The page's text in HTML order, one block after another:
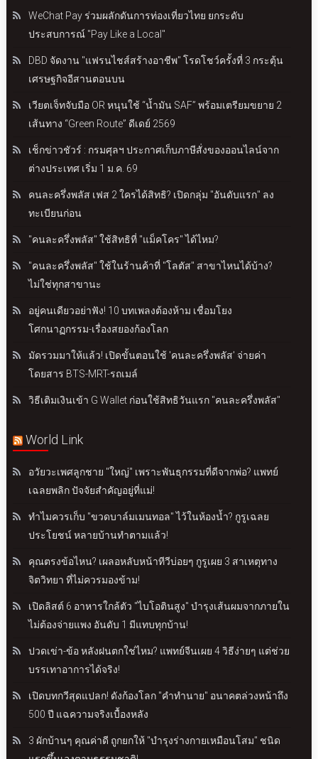
WeChat Pay ร่วมผลักดันการท่องเที่ยวไทย ยกระดับ
ประสบการณ์ "Pay Like a Local"
DBD จัดงาน "แฟรนไชส์สร้างอาชีพ" โรดโชว์ครั้งที่ 3 กระตุ้น
เศรษฐกิจอีสานตอนบน
เวียตเจ็ทจับมือ OR หนุนใช้ “น้ำมัน SAF” พร้อมเตรียมขยาย 2
เส้นทาง “Green Route” ดีเดย์ 2569
เช็กข่าวชัวร์ : กรมศุลฯ ประกาศเก็บภาษีสั่งของออนไลน์จาก
ต่างประเทศ เริ่ม 1 ม.ค. 69
คนละครึ่งพลัส เฟส 2 ใครได้สิทธิ? เปิดกลุ่ม "อันดับแรก" ลง
ทะเบียนก่อน
"คนละครึ่งพลัส" ใช้สิทธิที่ "แม็คโคร" ได้ไหม?
"คนละครึ่งพลัส" ใช้ในร้านค้าที่ "โลตัส" สาขาไหนได้บ้าง?
ไม่ใช่ทุกสาขานะ
อยู่คนเดียวอย่าฟัง! 10 บทเพลงต้องห้าม เชื่อมโยง
โศกนาฏกรรม-เรื่องสยองก้องโลก
มัดรวมมาให้แล้ว! เปิดขั้นตอนใช้ 'คนละครึ่งพลัส' จ่ายค่า
โดยสาร BTS-MRT-รถเมล์
วิธีเติมเงินเข้า G Wallet ก่อนใช้สิทธิวันแรก "คนละครึ่งพลัส"
World Link
อวัยวะเพศลูกชาย "ใหญ่" เพราะพันธุกรรมที่ดีจากพ่อ? แพทย์
เฉลยพลิก ปัจจัยสำคัญอยู่ที่แม่!
ทำไมควรเก็บ "ขวดบาล์มเมนทอล" ไว้ในห้องน้ำ? กูรูเฉลย
ประโยชน์ หลายบ้านทำตามแล้ว!
คุณตรงข้อไหน? เผลอหลับหน้าทีวีบ่อยๆ กูรูเผย 3 สาเหตุทาง
จิตวิทยา ที่ไม่ควรมองข้าม!
เปิดลิสต์ 6 อาหารใกล้ตัว "ไบโอตินสูง" บำรุงเส้นผมจากภายใน
ไม่ต้องจ่ายแพง อันดับ 1 มีแทบทุกบ้าน!
ปวดเข่า-ข้อ หลังฝนตกใช่ไหม? แพทย์จีนเผย 4 วิธีง่ายๆ แต่ช่วย
บรรเทาอาการได้จริง!
เปิดบทกวีสุดแปลก! ดังก้องโลก "คำทำนาย" อนาคตล่วงหน้าถึง
500 ปี แฉความจริงเบื้องหลัง
3 ผักบ้านๆ คุณค่าดี ถูกยกให้ "บำรุงร่างกายเหมือนโสม" ชนิด